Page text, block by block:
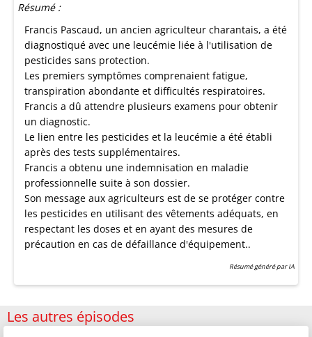
Résumé :
Francis Pascaud, un ancien agriculteur charantais, a été
diagnostiqué avec une leucémie liée à l'utilisation de
pesticides sans protection.
Les premiers symptômes comprenaient fatigue,
transpiration abondante et difficultés respiratoires.
Francis a dû attendre plusieurs examens pour obtenir
un diagnostic.
Le lien entre les pesticides et la leucémie a été établi
après des tests supplémentaires.
Francis a obtenu une indemnisation en maladie
professionnelle suite à son dossier.
Son message aux agriculteurs est de se protéger contre
les pesticides en utilisant des vêtements adéquats, en
respectant les doses et en ayant des mesures de
précaution en cas de défaillance d'équipement..
Résumé généré par IA
Les autres épisodes